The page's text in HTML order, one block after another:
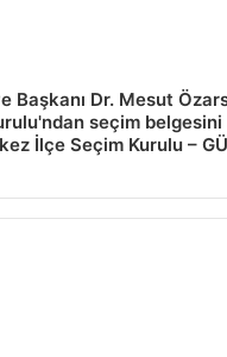
Başkanı Dr. Mesut
seçim belgesini
İlçe Seçim Kurulu –